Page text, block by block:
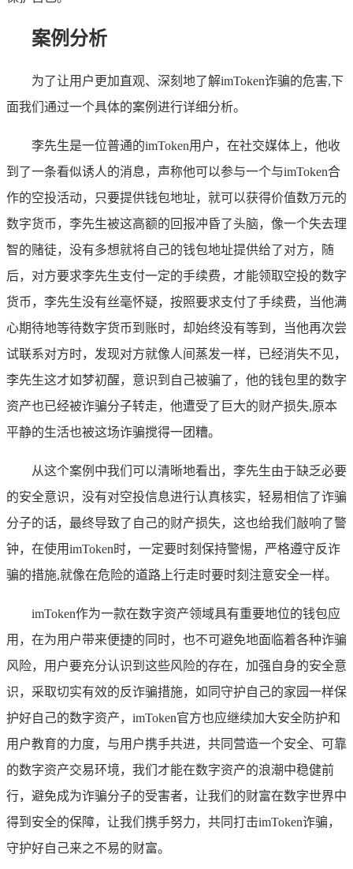
案例分析
为了让用户更加直观、深刻地了解imToken诈骗的危害,下
面我们通过一个具体的案例进行详细分析。
李先生是一位普通的imToken用户，在社交媒体上，他收
到了一条看似诱人的消息，声称他可以参与一个与imToken合
作的空投活动，只要提供钱包地址，就可以获得价值数万元的
数字货币，李先生被这高额的回报冲昏了头脑，像一个失去理
智的赌徒，没有多想就将自己的钱包地址提供给了对方，随
后，对方要求李先生支付一定的手续费，才能领取空投的数字
货币，李先生没有丝毫怀疑，按照要求支付了手续费，当他满
心期待地等待数字货币到账时，却始终没有等到，当他再次尝
试联系对方时，发现对方就像人间蒸发一样，已经消失不见，
李先生这才如梦初醒，意识到自己被骗了，他的钱包里的数字
资产也已经被诈骗分子转走，他遭受了巨大的财产损失,原本
平静的生活也被这场诈骗搅得一团糟。
从这个案例中我们可以清晰地看出，李先生由于缺乏必要
的安全意识，没有对空投信息进行认真核实，轻易相信了诈骗
分子的话，最终导致了自己的财产损失，这也给我们敲响了警
钟，在使用imToken时，一定要时刻保持警惕，严格遵守反诈
骗的措施,就像在危险的道路上行走时要时刻注意安全一样。
imToken作为一款在数字资产领域具有重要地位的钱包应
用，在为用户带来便捷的同时，也不可避免地面临着各种诈骗
风险，用户要充分认识到这些风险的存在，加强自身的安全意
识，采取切实有效的反诈骗措施，如同守护自己的家园一样保
护好自己的数字资产，imToken官方也应继续加大安全防护和
用户教育的力度，与用户携手共进，共同营造一个安全、可靠
的数字资产交易环境，我们才能在数字资产的浪潮中稳健前
行，避免成为诈骗分子的受害者，让我们的财富在数字世界中
得到安全的保障，让我们携手努力，共同打击imToken诈骗，
守护好自己来之不易的财富。